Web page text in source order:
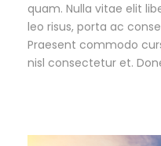
quam. Nulla vitae elit
leo risus, porta ac
Praesent commodo
nisl consectetur et.